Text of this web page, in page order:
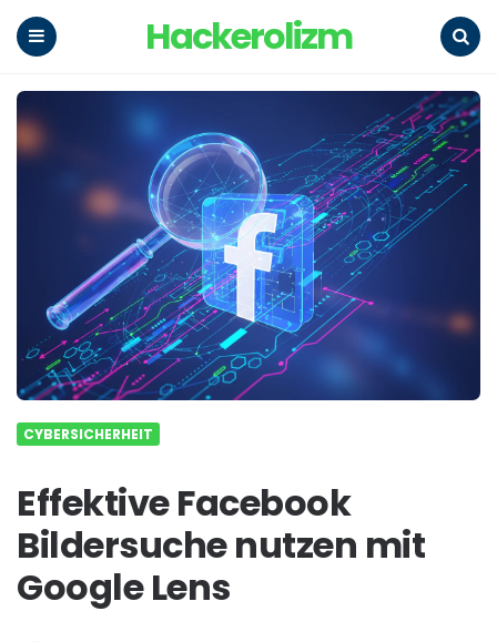
Hackerolizm
CYBERSICHERHEIT
Effektive Facebook
Bildersuche nutzen mit
Google Lens